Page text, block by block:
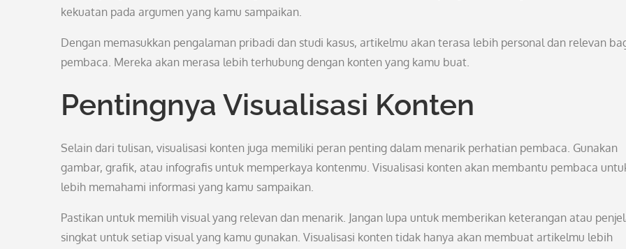
kekuatan pada argumen yang kamu sampaikan.
Dengan memasukkan pengalaman pribadi dan studi kasus, artikelmu akan terasa lebih personal dan relevan
pembaca. Mereka akan merasa lebih terhubung dengan konten yang kamu buat.
Pentingnya Visualisasi Konten
Selain dari tulisan, visualisasi konten juga memiliki peran penting dalam menarik perhatian pembaca. Gunakan
gambar, grafik, atau infografis untuk memperkaya kontenmu. Visualisasi konten akan membantu pembaca
lebih memahami informasi yang kamu sampaikan.
Pastikan untuk memilih visual yang relevan dan menarik. Jangan lupa untuk memberikan keterangan atau
singkat untuk setiap visual yang kamu gunakan. Visualisasi konten tidak hanya akan membuat artikelmu lebih